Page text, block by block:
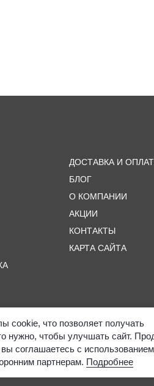
ДОСТАВКА И
БЛОГ
О КОМПАНИИ
АКЦИИ
КОНТАКТЫ
КАРТА САЙТА
cookie, что позволяет получать
нужно, чтобы улучшать сайт.
соглашаетесь с
партнерам. Подробнее